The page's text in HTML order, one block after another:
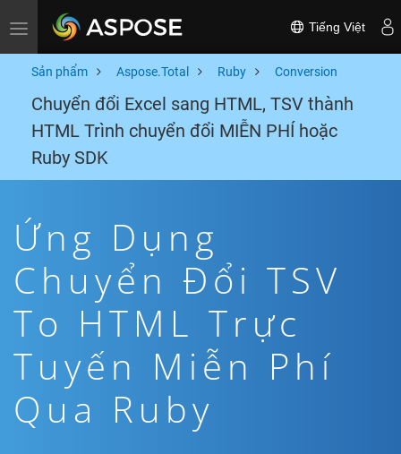
Toggle navigation Tiếng Việt
Sản phẩm Aspose.Total Ruby Conversion
Chuyển đổi Excel sang HTML, TSV thành
HTML Trình chuyển đổi MIỄN PHÍ hoặc
Ruby SDK
Ứng Dụng
Chuyển Đổi TSV
To HTML Trực
Tuyến Miễn Phí
Qua Ruby